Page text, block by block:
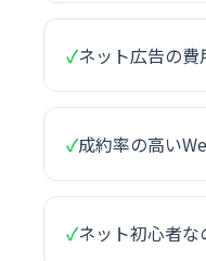
✓ネット広告の
✓成約率の高い
✓ネット初心者な